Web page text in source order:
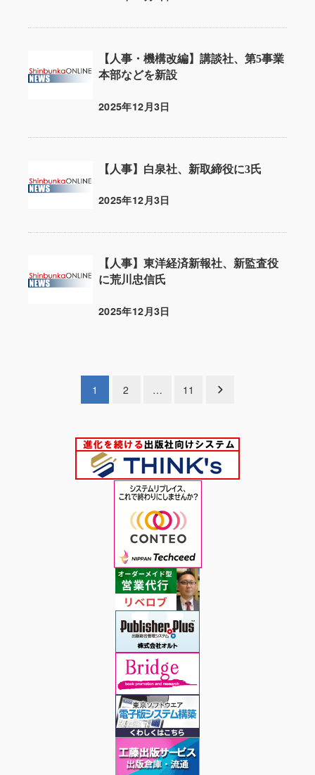
投稿日
【人事・機構改編】講談社、第5事業
本部などを新設
投稿日
2025年12月3日
【人事】白泉社、新取締役に3氏
投稿日
2025年12月3日
【人事】東洋経済新報社、新監査役
に荒川忠信氏
投稿日
2025年12月3日
1 2 … 11